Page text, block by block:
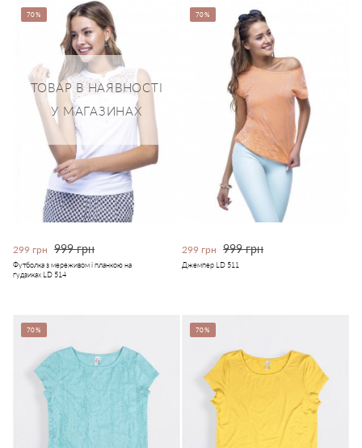
ТОВАР В НАЯВНОСТІ
У МАГАЗИНАХ
70%
299 грн 999 грн
Футболка з мереживом і планкою на
ґудзиках LD 514
70%
299 грн 999 грн
Джемпер LD 511
70% 70%